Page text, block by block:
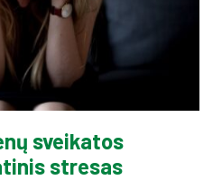
sveikatos
stresas